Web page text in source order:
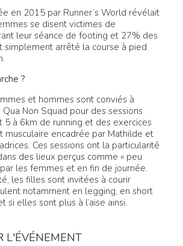
en 2015 par Runner’s World révélait
se disent victimes de
leur séance de footing et 27% des
simplement arrêté la course à pied
?
et hommes sont conviés à
Non Squad pour des sessions
5 à 6km de running et des exercices
musculaire encadrée par Mathilde et
Ces sessions ont la particularité
des lieux perçus comme « peu
les femmes et en fin de journée.
les filles sont invitées à courir
notamment en legging, en short
si elles sont plus à l’aise ainsi.
L'ÉVÉNEMENT